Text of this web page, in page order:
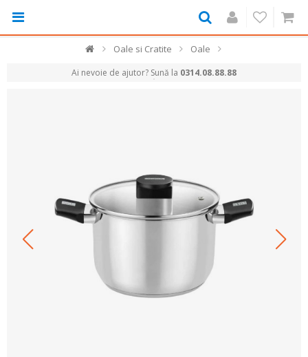
Oale si Cratite Oale
Ai nevoie de ajutor? Sună la 0314.08.88.88